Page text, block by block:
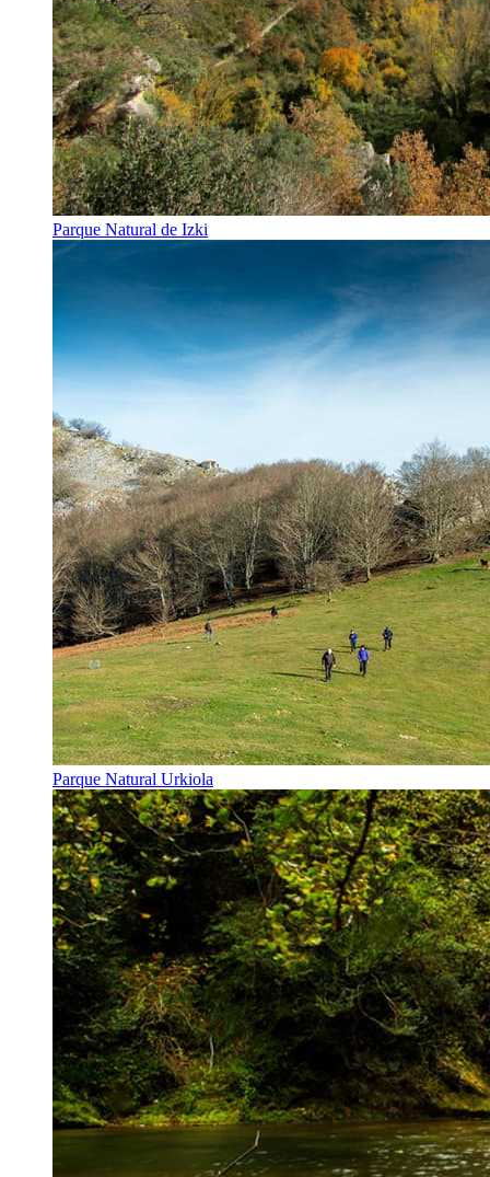
Parque Natural de Izki
Parque Natural Urkiola